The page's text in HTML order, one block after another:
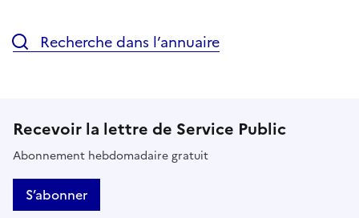
Recherche dans l’annuaire
Recevoir la lettre de Service Public
Abonnement hebdomadaire gratuit
S’abonner